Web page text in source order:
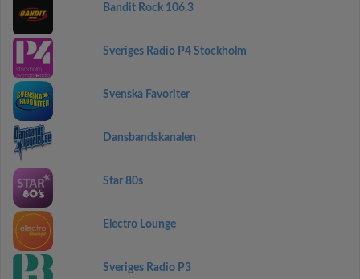
Bandit Rock 106.3
Sveriges Radio P4 Stockholm
Svenska Favoriter
Dansbandskanalen
Star 80s
Electro Lounge
Sveriges Radio P3